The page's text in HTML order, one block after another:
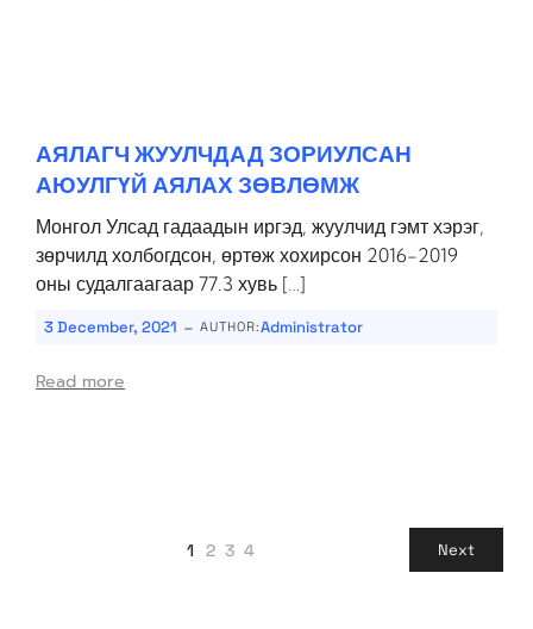
АЯЛАГЧ ЖУУЛЧДАД ЗОРИУЛСАН
АЮУЛГҮЙ АЯЛАХ ЗӨВЛӨМЖ
Монгол Улсад гадаадын иргэд, жуулчид гэмт хэрэг,
зөрчилд холбогдсон, өртөж хохирсон 2016-2019
оны судалгаагаар 77.3 хувь […]
3 December, 2021 - AUTHOR:Administrator
Read more
1 2 3 4 Next